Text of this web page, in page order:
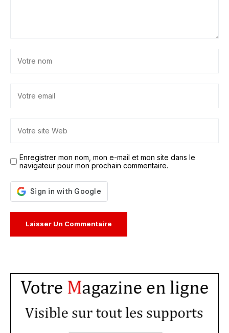
Enregistrer mon nom, mon e-mail et mon site dans le
navigateur pour mon prochain commentaire.